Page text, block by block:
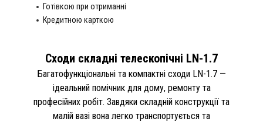
Готівкою при отриманні
Кредитною карткою
Сходи складні телескопічні LN-1.7
Багатофункціональні та компактні сходи LN-1.7 —
ідеальний помічник для дому, ремонту та
професійних робіт. Завдяки складній конструкції та
малій вазі вона легко транспортується та